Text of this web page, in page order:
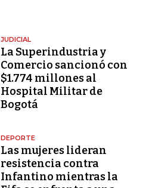
JUDICIAL
La Superindustria y
Comercio sancionó con
$1.774 millones al
Hospital Militar de
Bogotá
DEPORTE
Las mujeres lideran
resistencia contra
Infantino mientras la